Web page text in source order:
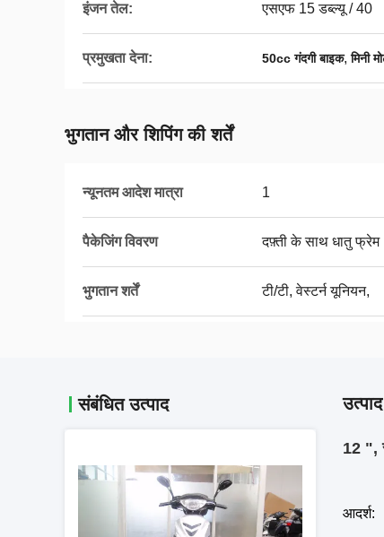
इंजन तेल: एसएफ 15 डब्ल्यू / 40
प्रमुखता देना: 50cc गंदगी बाइक,मिनी
भुगतान और शिपिंग की शर्तें
न्यूनतम आदेश मात्रा 1
पैकेजिंग विवरण दफ़्ती के साथ धातु फ्रेम
भुगतान शर्तें टी/टी, वेस्टर्न यूनियन,
संबंधित उत्पाद
12 ",
आदर्श: